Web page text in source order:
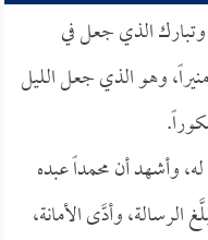
وتبارك الذي جعل في
وهو الذي جعل الليل
وأشهد أن محمداً عبده
الرسالة، وأدَّى الأمانة،